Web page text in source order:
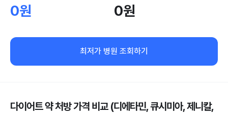
0원 0원
최저가 병원 조회하기
다이어트 약 처방 가격 비교 (디에타민, 큐시미아, 제니칼,